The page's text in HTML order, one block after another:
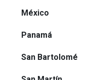
México
Panamá
San Bartolomé